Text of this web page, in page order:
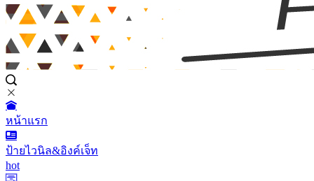
หน้าแรก
ป้ายไวนิล&อิงค์เจ็ท
hot